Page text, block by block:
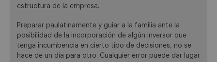
estructura de la empresa.
Preparar paulatinamente y guiar a la familia ante la
posibilidad de la incorporación de algún inversor que
tenga incumbencia en cierto tipo de decisiones, no se
hace de un día para otro. Cualquier error puede dar lugar